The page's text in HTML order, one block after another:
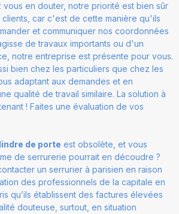
vous en douter, notre priorité est bien sûr
car c'est de cette manière qu'ils
et communiquer nos coordonnées
de travaux importants ou d'un
notre entreprise est présente pour vous.
bien chez les particuliers que chez les
adaptant aux demandes et en
qualité de travail similaire. La solution à
! Faites une évaluation de vos
de porte est obsolète, et vous
de serrurerie pourrait en découdre ?
un serrurier à parisien en raison
des professionnels de la capitale en
qu’ils établissent des factures élevées
douteuse, surtout, en situation